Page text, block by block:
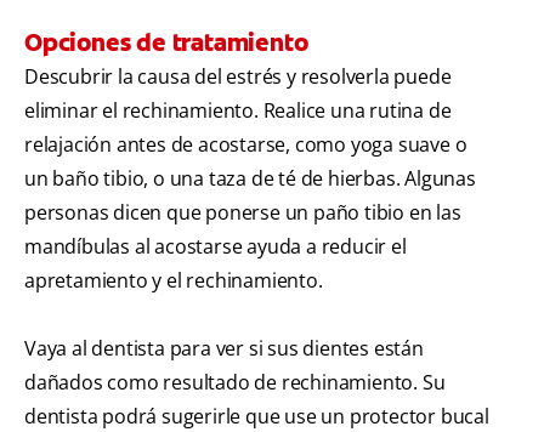
Opciones de tratamiento
Descubrir la causa del estrés y resolverla puede
eliminar el rechinamiento. Realice una rutina de
relajación antes de acostarse, como yoga suave o
un baño tibio, o una taza de té de hierbas. Algunas
personas dicen que ponerse un paño tibio en las
mandíbulas al acostarse ayuda a reducir el
apretamiento y el rechinamiento.
Vaya al dentista para ver si sus dientes están
dañados como resultado de rechinamiento. Su
dentista podrá sugerirle que use un protector bucal